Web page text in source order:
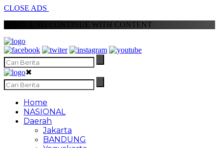
CLOSE ADS
SCROLL TO CONTINUE WITH CONTENT
✖
Home
NASIONAL
Daerah
Jakarta
BANDUNG